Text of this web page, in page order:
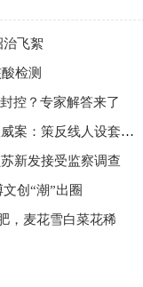
治飞絮
检测
控？专家解答来了
大庆破获一起恶性侵犯民警执法权威案：策反线人设套诬陷民警
新发接受监察调查
创“潮”出圈
，麦花雪白菜花稀